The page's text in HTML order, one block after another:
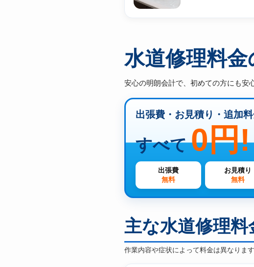
水道修理料金
安心の明朗会計で、初めての方にも安
出張費・お見積り・追加料
すべて 0円!
出張費
無料
お見積り
無料
主な水道修理料
作業内容や症状によって料金は異なりま